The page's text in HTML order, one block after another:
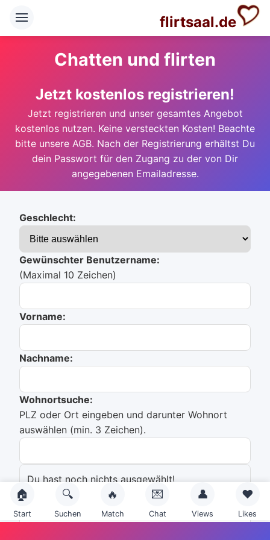
flirtsaal.de
Chatten und flirten
Jetzt kostenlos registrieren!
Jetzt registrieren und unser gesamtes Angebot
kostenlos nutzen. Keine versteckten Kosten! Beachte
bitte unsere AGB. Nach der Registrierung erhältst Du
dein Passwort für den Zugang zu der von Dir
angegebenen Emailadresse.
Geschlecht:
Gewünschter Benutzername:
(Maximal 10 Zeichen)
Vorname:
Nachname:
Wohnortsuche:
PLZ oder Ort eingeben und darunter Wohnort
auswählen (min. 3 Zeichen).
Du hast noch nichts ausgewählt!
Emailadresse:
🏠
Start
🔍
Suchen
🔥
Match
💌
Chat
👤
Views
❤️
Likes